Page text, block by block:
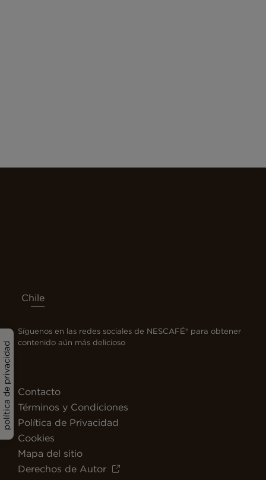
política de privacidad
Chile
Síguenos en las redes sociales de NESCAFÉ® para obtener
contenido aún más delicioso
Contacto
Términos y Condiciones
Política de Privacidad
Cookies
Mapa del sitio
Derechos de Autor